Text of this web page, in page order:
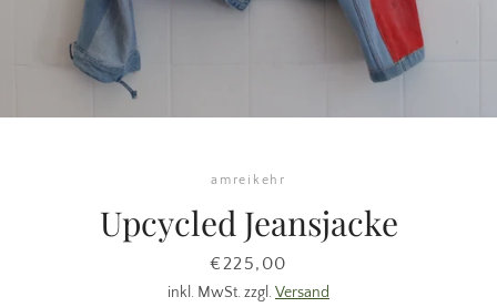
amreikehr
Upcycled Jeansjacke
Preis
€225,00
inkl. MwSt. zzgl. Versand